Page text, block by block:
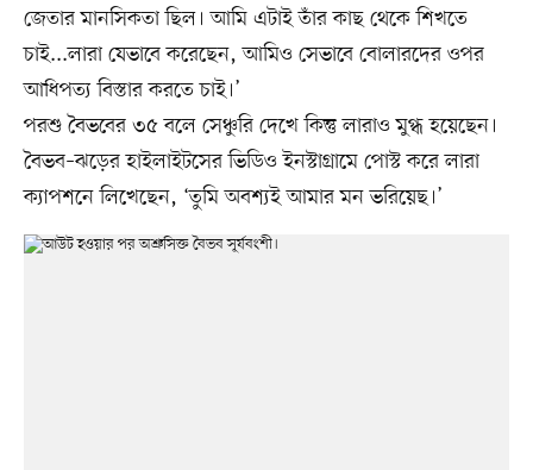
জেতার মানসিকতা ছিল। আমি এটাই তাঁর কাছ থেকে শিখতে
চাই...লারা যেভাবে করেছেন, আমিও সেভাবে বোলারদের ওপর
আধিপত্য বিস্তার করতে চাই।’
পরশু বৈভবের ৩৫ বলে সেঞ্চুরি দেখে কিন্তু লারাও মুগ্ধ হয়েছেন।
বৈভব–ঝড়ের হাইলাইটসের ভিডিও ইনস্টাগ্রামে পোস্ট করে লারা
ক্যাপশনে লিখেছেন, ‘তুমি অবশ্যই আমার মন ভরিয়েছ।’